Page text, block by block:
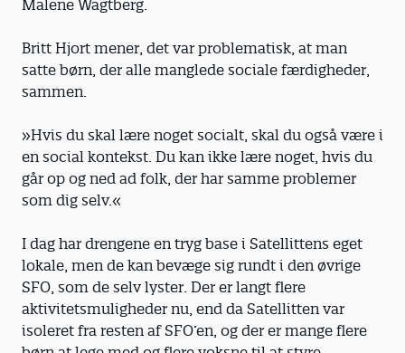
Malene Wagtberg.
Britt Hjort mener, det var problematisk, at man
satte børn, der alle manglede sociale færdigheder,
sammen.
»Hvis du skal lære noget socialt, skal du også være i
en social kontekst. Du kan ikke lære noget, hvis du
går op og ned ad folk, der har samme problemer
som dig selv.«
I dag har drengene en tryg base i Satellittens eget
lokale, men de kan bevæge sig rundt i den øvrige
SFO, som de selv lyster. Der er langt flere
aktivitetsmuligheder nu, end da Satellitten var
isoleret fra resten af SFO’en, og der er mange flere